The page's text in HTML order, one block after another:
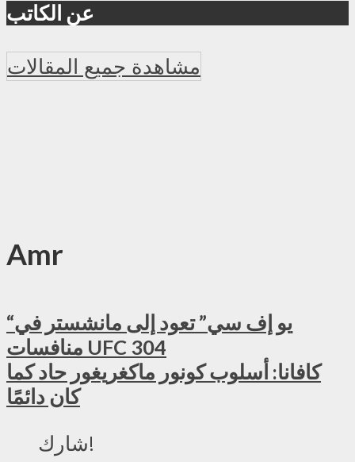
عن الكاتب
مشاهدة جميع المقالات
Amr
“يو إف سي” تعود إلى مانشستر في
منافسات UFC 304
كافانا: أسلوب كونور ماكغريغور حاد كما
كان دائمًا
شارك!